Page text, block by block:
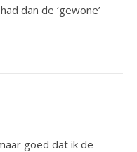
dan de ‘gewone’
goed dat ik de